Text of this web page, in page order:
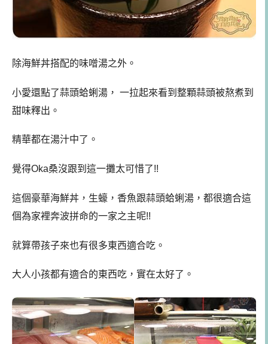
除海鮮丼搭配的味噌湯之外。
小愛還點了蒜頭蛤蜊湯， 一拉起來看到整顆蒜頭被熬煮到
甜味釋出。
精華都在湯汁中了。
覺得Oka桑沒跟到這一攤太可惜了!!
這個豪華海鮮丼，生蠔，香魚跟蒜頭蛤蜊湯，都很適合這
個為家裡奔波拼命的一家之主呢!!
就算帶孩子來也有很多東西適合吃。
大人小孩都有適合的東西吃，實在太好了。